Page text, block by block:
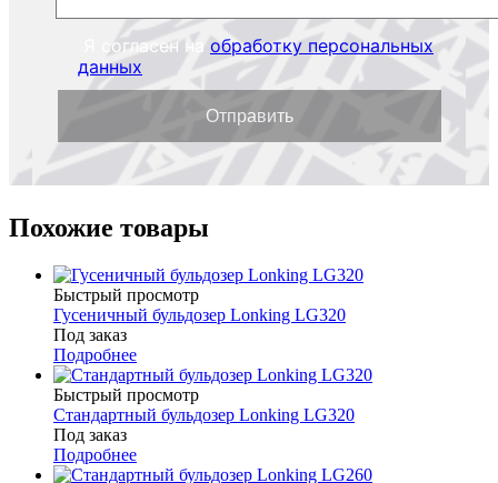
Я согласен на обработку персональных
данных
Похожие товары
Быстрый просмотр
Гусеничный бульдозер Lonking LG320
Под заказ
Подробнее
Быстрый просмотр
Стандартный бульдозер Lonking LG320
Под заказ
Подробнее